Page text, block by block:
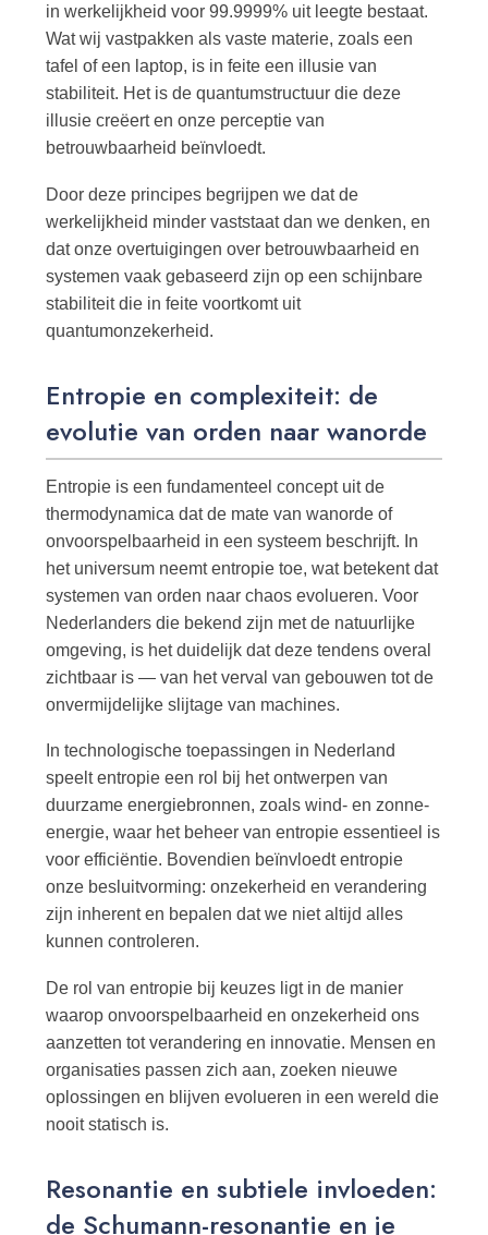
in werkelijkheid voor 99.9999% uit leegte bestaat.
Wat wij vastpakken als vaste materie, zoals een
tafel of een laptop, is in feite een illusie van
stabiliteit. Het is de quantumstructuur die deze
illusie creëert en onze perceptie van
betrouwbaarheid beïnvloedt.
Door deze principes begrijpen we dat de
werkelijkheid minder vaststaat dan we denken, en
dat onze overtuigingen over betrouwbaarheid en
systemen vaak gebaseerd zijn op een schijnbare
stabiliteit die in feite voortkomt uit
quantumonzekerheid.
Entropie en complexiteit: de
evolutie van orden naar wanorde
Entropie is een fundamenteel concept uit de
thermodynamica dat de mate van wanorde of
onvoorspelbaarheid in een systeem beschrijft. In
het universum neemt entropie toe, wat betekent dat
systemen van orden naar chaos evolueren. Voor
Nederlanders die bekend zijn met de natuurlijke
omgeving, is het duidelijk dat deze tendens overal
zichtbaar is — van het verval van gebouwen tot de
onvermijdelijke slijtage van machines.
In technologische toepassingen in Nederland
speelt entropie een rol bij het ontwerpen van
duurzame energiebronnen, zoals wind- en zonne-
energie, waar het beheer van entropie essentieel is
voor efficiëntie. Bovendien beïnvloedt entropie
onze besluitvorming: onzekerheid en verandering
zijn inherent en bepalen dat we niet altijd alles
kunnen controleren.
De rol van entropie bij keuzes ligt in de manier
waarop onvoorspelbaarheid en onzekerheid ons
aanzetten tot verandering en innovatie. Mensen en
organisaties passen zich aan, zoeken nieuwe
oplossingen en blijven evolueren in een wereld die
nooit statisch is.
Resonantie en subtiele invloeden:
de Schumann-resonantie en je